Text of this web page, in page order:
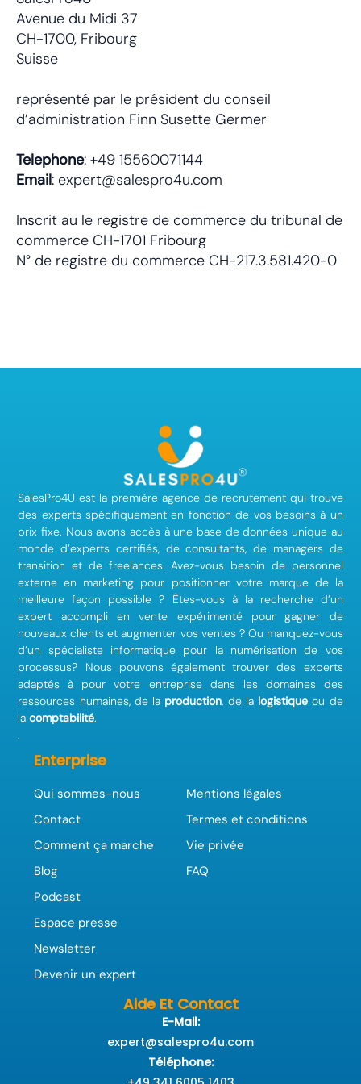
Avenue du Midi 37
CH-1700, Fribourg
Suisse
représenté par le président du conseil
d’administration Finn Susette Germer
Telephone: +49 15560071144
Email: expert@salespro4u.com
Inscrit au le registre de commerce du tribunal de
commerce CH-1701 Fribourg
N° de registre du commerce CH-217.3.581.420-0
SalesPro4U est la première agence de recrutement qui trouve
des experts spécifiquement en fonction de vos besoins à un
prix fixe. Nous avons accès à une base de données unique au
monde d’experts certifiés, de consultants, de managers de
transition et de freelances. Avez-vous besoin de personnel
externe en marketing pour positionner votre marque de la
meilleure façon possible ? Êtes-vous à la recherche d’un
expert accompli en vente expérimenté pour gagner de
nouveaux clients et augmenter vos ventes ? Ou manquez-vous
d’un spécialiste informatique pour la numérisation de vos
processus? Nous pouvons également trouver des experts
adaptés à pour votre entreprise dans les domaines des
ressources humaines, de la production, de la logistique ou de
lacomptabilité.
.
Enterprise
Qui sommes-nous
Contact
Comment ça marche
Blog
Podcast
Espace presse
Newsletter
Devenir un expert
Mentions légales
Termes et conditions
Vie privée
FAQ
Aide Et Contact
E-Mail:
expert@salespro4u.com
Téléphone: